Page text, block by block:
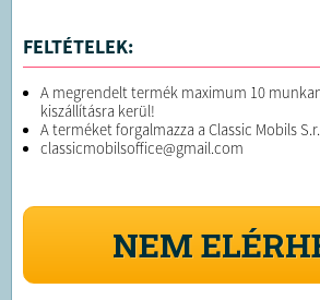
FELTÉTELEK:
A megrendelt termék maximum 10
kiszállításra kerül!
A terméket forgalmazza a Classic Mobils
classicmobilsoffice@gmail.com
NEM